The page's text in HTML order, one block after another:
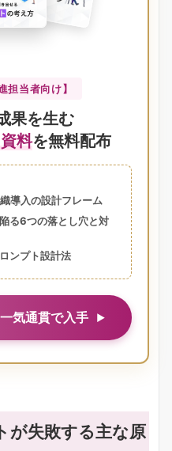
担当者向け】
果を生む
料を無料配布
導入の設計フレーム
る6つの落とし穴と対
ンプト設計法
気通貫で入手
が失敗する主な原